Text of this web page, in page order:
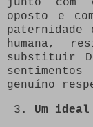
junto com
oposto e
paternidade
humana,
substituir
sentimentos
genuíno
Um